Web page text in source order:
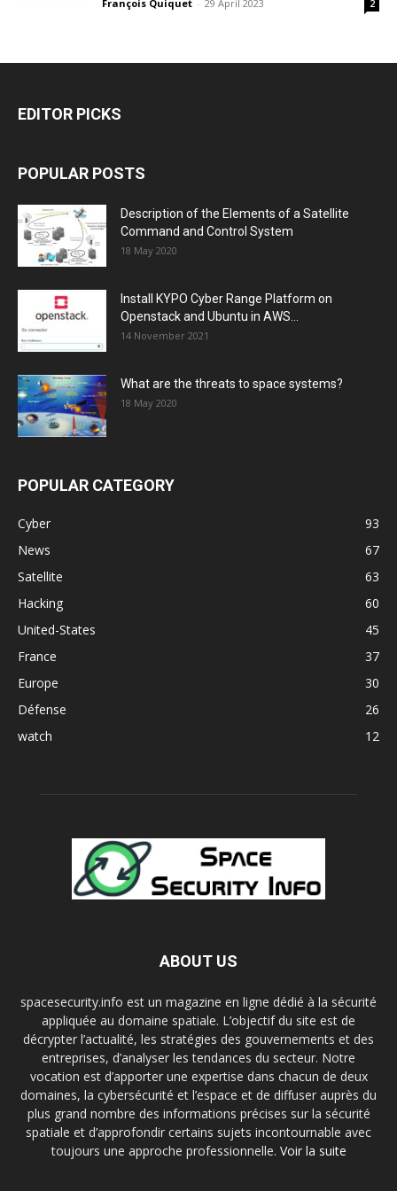
François Quiquet - 29 April 2023 2
EDITOR PICKS
POPULAR POSTS
Description of the Elements of a Satellite
Command and Control System
18 May 2020
Install KYPO Cyber Range Platform on
Openstack and Ubuntu in AWS...
14 November 2021
What are the threats to space systems?
18 May 2020
POPULAR CATEGORY
Cyber
93
News
67
Satellite
63
Hacking
60
United-States
45
France
37
Europe
30
Défense
26
watch
12
ABOUT US
spacesecurity.info est un magazine en ligne dédié à la sécurité
appliquée au domaine spatiale. L’objectif du site est de
décrypter l’actualité, les stratégies des gouvernements et des
entreprises, d’analyser les tendances du secteur. Notre
vocation est d’apporter une expertise dans chacun de deux
domaines, la cybersécurité et l’espace et de diffuser auprès du
plus grand nombre des informations précises sur la sécurité
spatiale et d’approfondir certains sujets incontournable avec
toujours une approche professionnelle. Voir la suite